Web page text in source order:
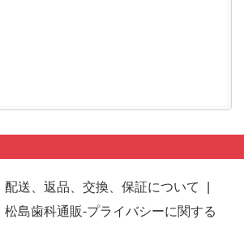
配送、返品、交換、保証について
松島歯科通販-プライバシーに関する